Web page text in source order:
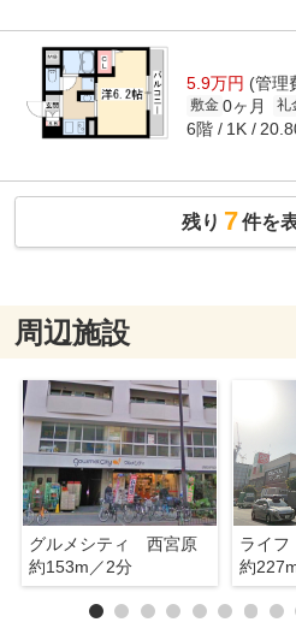
5.9万円 (管理
敷金 0ヶ月 礼
6階 1K
残り 7件を
周辺施設
グルメシティ 西宮原
約153m／2分
約